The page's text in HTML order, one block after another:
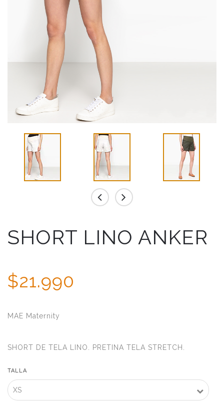
SHORT LINO ANKER
$21.990
MAE Maternity
SHORT DE TELA LINO. PRETINA TELA STRETCH.
TALLA